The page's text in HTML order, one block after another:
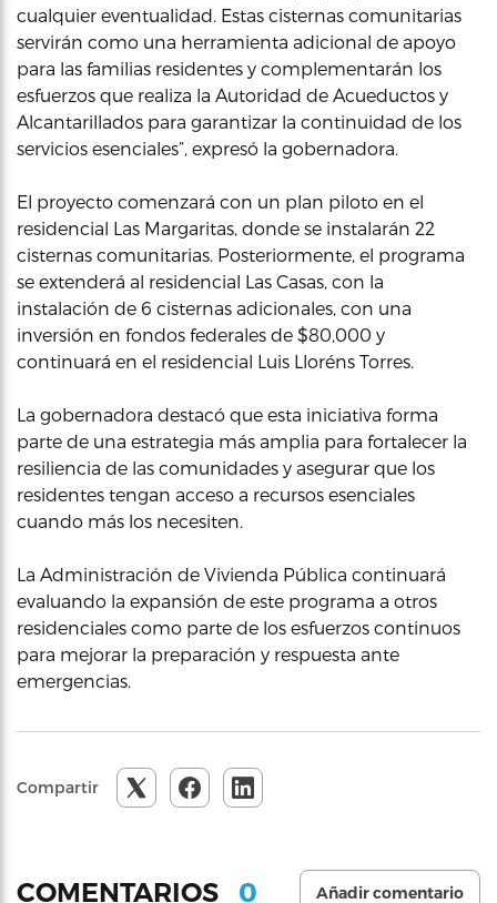
cualquier eventualidad. Estas cisternas comunitarias
servirán como una herramienta adicional de apoyo
para las familias residentes y complementarán los
esfuerzos que realiza la Autoridad de Acueductos y
Alcantarillados para garantizar la continuidad de los
servicios esenciales”, expresó la gobernadora.
El proyecto comenzará con un plan piloto en el
residencial Las Margaritas, donde se instalarán 22
cisternas comunitarias. Posteriormente, el programa
se extenderá al residencial Las Casas, con la
instalación de 6 cisternas adicionales, con una
inversión en fondos federales de $80,000 y
continuará en el residencial Luis Lloréns Torres.
La gobernadora destacó que esta iniciativa forma
parte de una estrategia más amplia para fortalecer la
resiliencia de las comunidades y asegurar que los
residentes tengan acceso a recursos esenciales
cuando más los necesiten.
La Administración de Vivienda Pública continuará
evaluando la expansión de este programa a otros
residenciales como parte de los esfuerzos continuos
para mejorar la preparación y respuesta ante
emergencias.
Compartir
COMENTARIOS 0 Añadir comentario